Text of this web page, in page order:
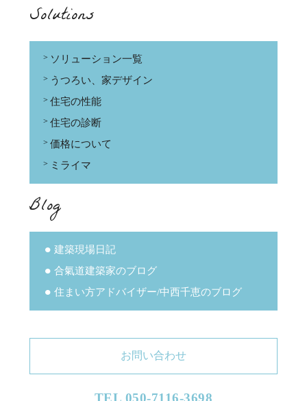
Solutions
ソリューション一覧
うつろい、家デザイン
住宅の性能
住宅の診断
価格について
ミライマ
Blog
建築現場日記
合氣道建築家のブログ
住まい方アドバイザー/中西千恵のブログ
お問い合わせ